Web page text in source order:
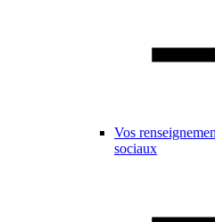
Vos
sociaux